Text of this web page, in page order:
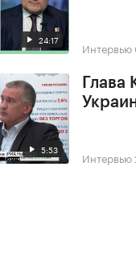
24:17 Интервью
5:53
Глава
Интервью